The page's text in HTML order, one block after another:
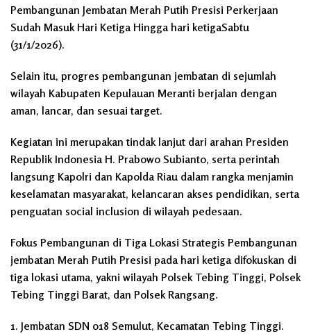
Pembangunan Jembatan Merah Putih Presisi Perkerjaan
Sudah Masuk Hari Ketiga Hingga hari ketigaSabtu
(31/1/2026).
Selain itu, progres pembangunan jembatan di sejumlah
wilayah Kabupaten Kepulauan Meranti berjalan dengan
aman, lancar, dan sesuai target.
Kegiatan ini merupakan tindak lanjut dari arahan Presiden
Republik Indonesia H. Prabowo Subianto, serta perintah
langsung Kapolri dan Kapolda Riau dalam rangka menjamin
keselamatan masyarakat, kelancaran akses pendidikan, serta
penguatan social inclusion di wilayah pedesaan.
Fokus Pembangunan di Tiga Lokasi Strategis Pembangunan
jembatan Merah Putih Presisi pada hari ketiga difokuskan di
tiga lokasi utama, yakni wilayah Polsek Tebing Tinggi, Polsek
Tebing Tinggi Barat, dan Polsek Rangsang.
1. Jembatan SDN 018 Semulut, Kecamatan Tebing Tinggi.